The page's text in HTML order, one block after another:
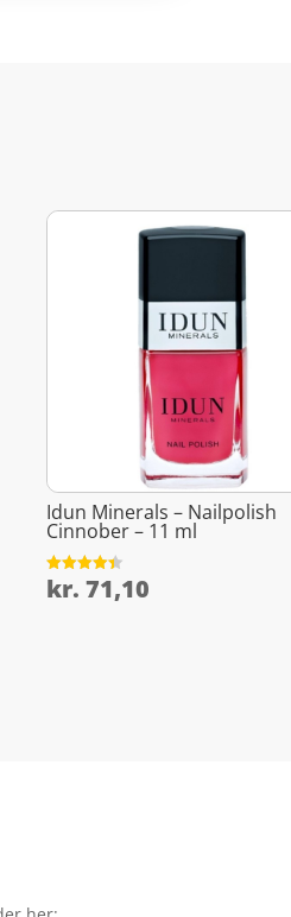
Idun Minerals – Nailpolish
Cinnober – 11 ml
Vurderet
4.4
kr. 71,10